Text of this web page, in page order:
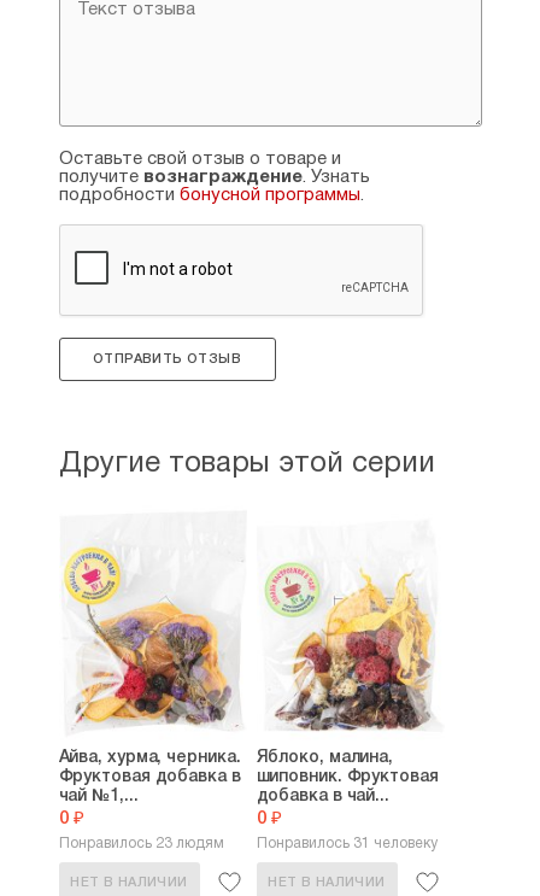
Оставьте свой отзыв о товаре и
получите вознаграждение. Узнать
подробности бонусной программы.
ОТПРАВИТЬ ОТЗЫВ
Другие товары этой серии
Айва, хурма, черника.
Фруктовая добавка в
чай №1,...
0 ₽
Понравилось 23 людям
НЕТ В НАЛИЧИИ
Яблоко, малина,
шиповник. Фруктовая
добавка в чай...
0 ₽
Понравилось 31 человеку
НЕТ В НАЛИЧИИ